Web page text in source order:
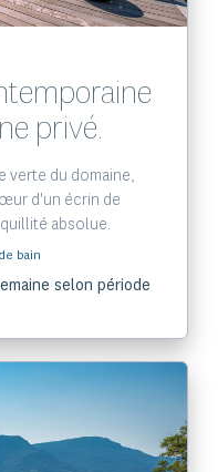
privé.
verte du domaine,
d'un écrin de
absolue.
bain
selon période